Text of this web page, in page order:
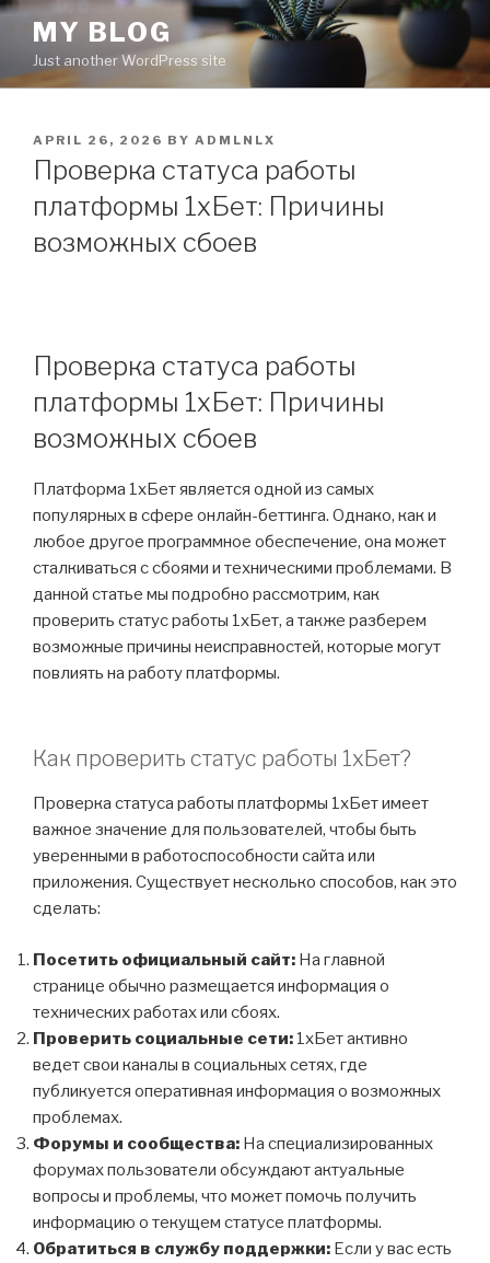
Skip
content
MY BLOG
Just another WordPress site
POSTED
ON
APRIL 26, 2026 BY ADMLNLX
Проверка статуса работы
платформы 1хБет: Причины
возможных сбоев
Проверка статуса работы
платформы 1хБет: Причины
возможных сбоев
Платформа 1хБет является одной из самых
популярных в сфере онлайн-беттинга. Однако, как и
любое другое программное обеспечение, она может
сталкиваться с сбоями и техническими проблемами. В
данной статье мы подробно рассмотрим, как
проверить статус работы 1хБет, а также разберем
возможные причины неисправностей, которые могут
повлиять на работу платформы.
Как проверить статус работы 1хБет?
Проверка статуса работы платформы 1хБет имеет
важное значение для пользователей, чтобы быть
уверенными в работоспособности сайта или
приложения. Существует несколько способов, как это
сделать:
Посетить официальный сайт: На главной
странице обычно размещается информация о
технических работах или сбоях.
Проверить социальные сети: 1хБет активно
ведет свои каналы в социальных сетях, где
публикуется оперативная информация о возможных
проблемах.
Форумы и сообщества: На специализированных
форумах пользователи обсуждают актуальные
вопросы и проблемы, что может помочь получить
информацию о текущем статусе платформы.
Обратиться в службу поддержки: Если у вас есть